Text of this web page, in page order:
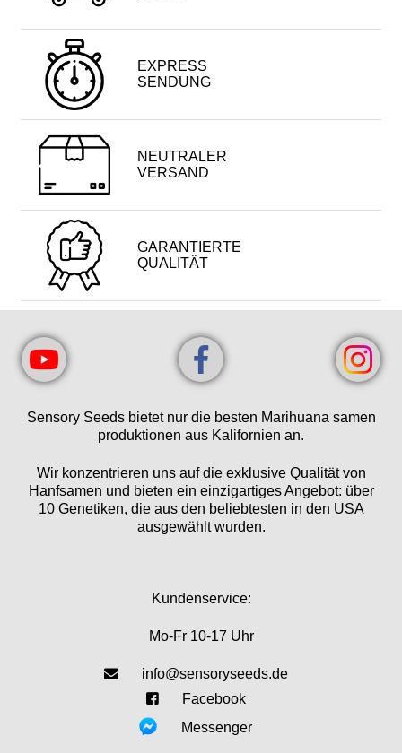
EXPRESS
SENDUNG
NEUTRALER
VERSAND
GARANTIERTE
QUALITÄT
Sensory Seeds bietet nur die besten Marihuana samen
produktionen aus Kalifornien an.
Wir konzentrieren uns auf die exklusive Qualität von
Hanfsamen und bieten ein einzigartiges Angebot: über
10 Genetiken, die aus den beliebtesten in den USA
ausgewählt wurden.
Kundenservice:
Mo-Fr 10-17 Uhr
info@sensoryseeds.de
Facebook
Messenger